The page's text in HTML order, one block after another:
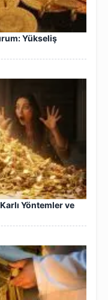
Yükseliş
Yöntemler ve